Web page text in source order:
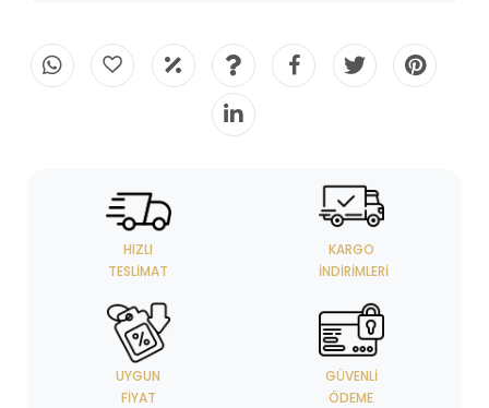
HIZLI
TESLIMAT
KARGO
İNDIRIMLERI
UYGUN
FIYAT
GÜVENLI
ÖDEME